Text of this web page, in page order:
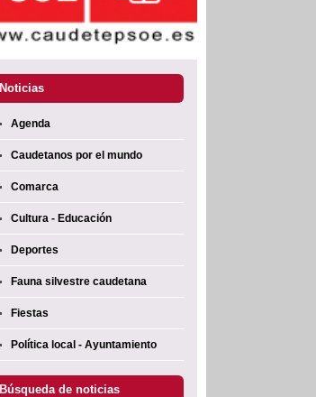
Noticias
Agenda
Caudetanos por el mundo
Comarca
Cultura - Educación
Deportes
Fauna silvestre caudetana
Fiestas
Política local - Ayuntamiento
Búsqueda de noticias